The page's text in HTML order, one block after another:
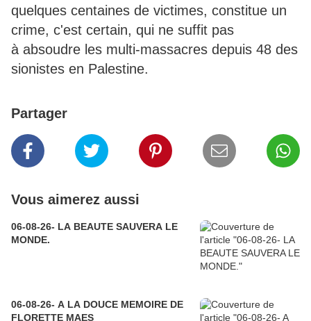
quelques centaines de victimes, constitue un
crime, c'est certain, qui ne suffit pas
à absoudre les multi-massacres depuis 48 des
sionistes en Palestine.
Partager
Vous aimerez aussi
06-08-26- LA BEAUTE SAUVERA LE
MONDE.
06-08-26- A LA DOUCE MEMOIRE DE
FLORETTE MAES